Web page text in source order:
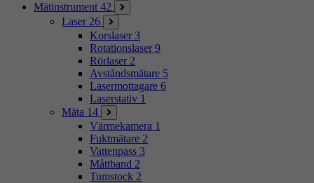
Mätinstrument 42
Laser 26
Korslaser 3
Rotationslaser 9
Rörlaser 2
Avståndsmätare 5
Lasermottagare 6
Laserstativ 1
Mäta 14
Värmekamera 1
Fuktmätare 2
Vattenpass 3
Måttband 2
Tumstock 2